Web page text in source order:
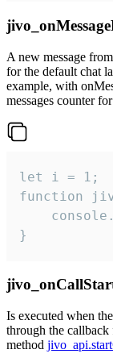
A new message
for the default chat
example, with
messages counter
let i = 1;
function
}
Is executed when
through the
method